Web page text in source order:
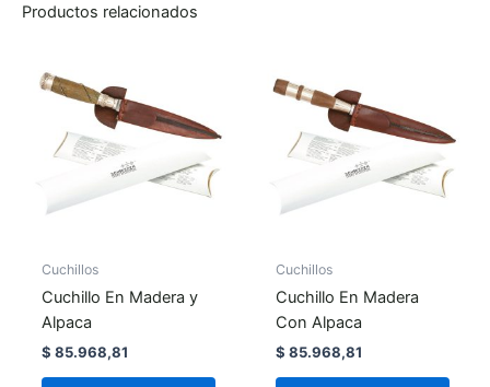
Productos relacionados
Cuchillos
Cuchillo En Madera y
Alpaca
$ 85.968,81
Cuchillos
Cuchillo En Madera
Con Alpaca
$ 85.968,81